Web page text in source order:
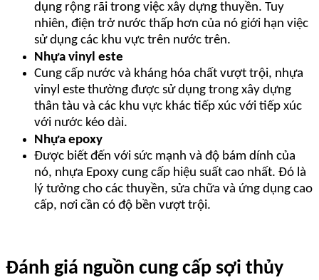
dụng rộng rãi trong việc xây dựng thuyền. Tuy
nhiên, điện trở nước thấp hơn của nó giới hạn việc
sử dụng các khu vực trên nước trên.
Nhựa vinyl este
Cung cấp nước và kháng hóa chất vượt trội, nhựa
vinyl este thường được sử dụng trong xây dựng
thân tàu và các khu vực khác tiếp xúc với tiếp xúc
với nước kéo dài.
Nhựa epoxy
Được biết đến với sức mạnh và độ bám dính của
nó, nhựa Epoxy cung cấp hiệu suất cao nhất. Đó là
lý tưởng cho các thuyền, sửa chữa và ứng dụng cao
cấp, nơi cần có độ bền vượt trội.
Đánh giá nguồn cung cấp sợi thủy